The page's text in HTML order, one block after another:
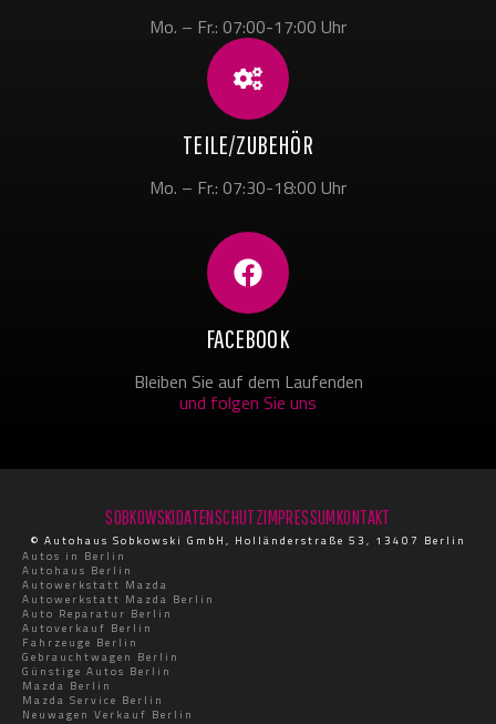
Mo. – Fr.: 07:00-17:00 Uhr
TEILE/ZUBEHÖR
Mo. – Fr.: 07:30-18:00 Uhr
FACEBOOK
Bleiben Sie auf dem Laufenden
und folgen Sie uns
SOBKOWSKIDATENSCHUTZIMPRESSUMKONTAKT
© Autohaus Sobkowski GmbH, Holländerstraße 53, 13407 Berlin
Autos in Berlin
Autohaus Berlin
Autowerkstatt Mazda
Autowerkstatt Mazda Berlin
Auto Reparatur Berlin
Autoverkauf Berlin
Fahrzeuge Berlin
Gebrauchtwagen Berlin
Günstige Autos Berlin
Mazda Berlin
Mazda Service Berlin
Neuwagen Verkauf Berlin